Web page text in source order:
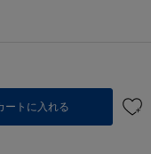
ートに入れる